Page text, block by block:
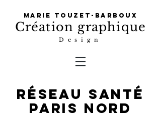
Marie Touzet-Barboux
Création graphique
Design
Réseau santé
paris nord